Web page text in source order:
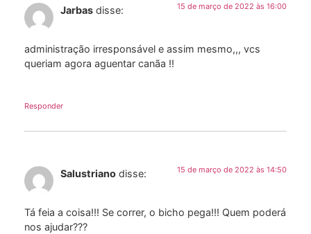
Jarbas disse: 15 de março de 2022 às 16:00
administração irresponsável e assim mesmo,,, vcs
queriam agora aguentar canãa !!
Responder
Salustriano disse: 15 de março de 2022 às 14:50
Tá feia a coisa!!! Se correr, o bicho pega!!! Quem poderá
nos ajudar???